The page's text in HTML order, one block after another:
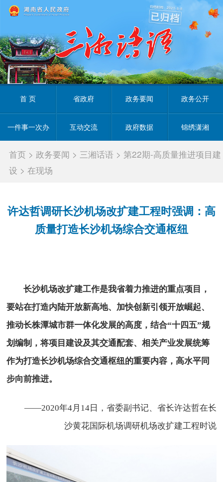
首 页 省政府 政务要闻 政务公开
一件事一次办 互动交流 政府数据 锦绣潇湘
首页 >政务要闻 > 三湘话语 > 第22期-高质量推进项目建
设 >在现场
许达哲调研长沙机场改扩建工程时强调：高
质量打造长沙机场综合交通枢纽
长沙机场改扩建工作是我省着力推进的重点项目，
要站在打造内陆开放新高地、加快创新引领开放崛起、
推动长株潭城市群一体化发展的高度，结合“十四五”规
划编制，将项目建设及其交通配套、相关产业发展统筹
作为打造长沙机场综合交通枢纽的重要内容，高水平同
步向前推进。
——2020年4月14日，省委副书记、省长许达哲在长
沙黄花国际机场调研机场改扩建工程时说